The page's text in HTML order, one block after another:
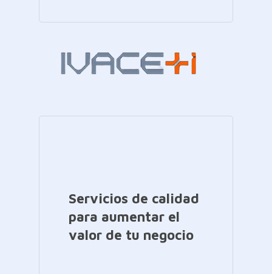
Servicios de calidad
para aumentar el
valor de tu negocio